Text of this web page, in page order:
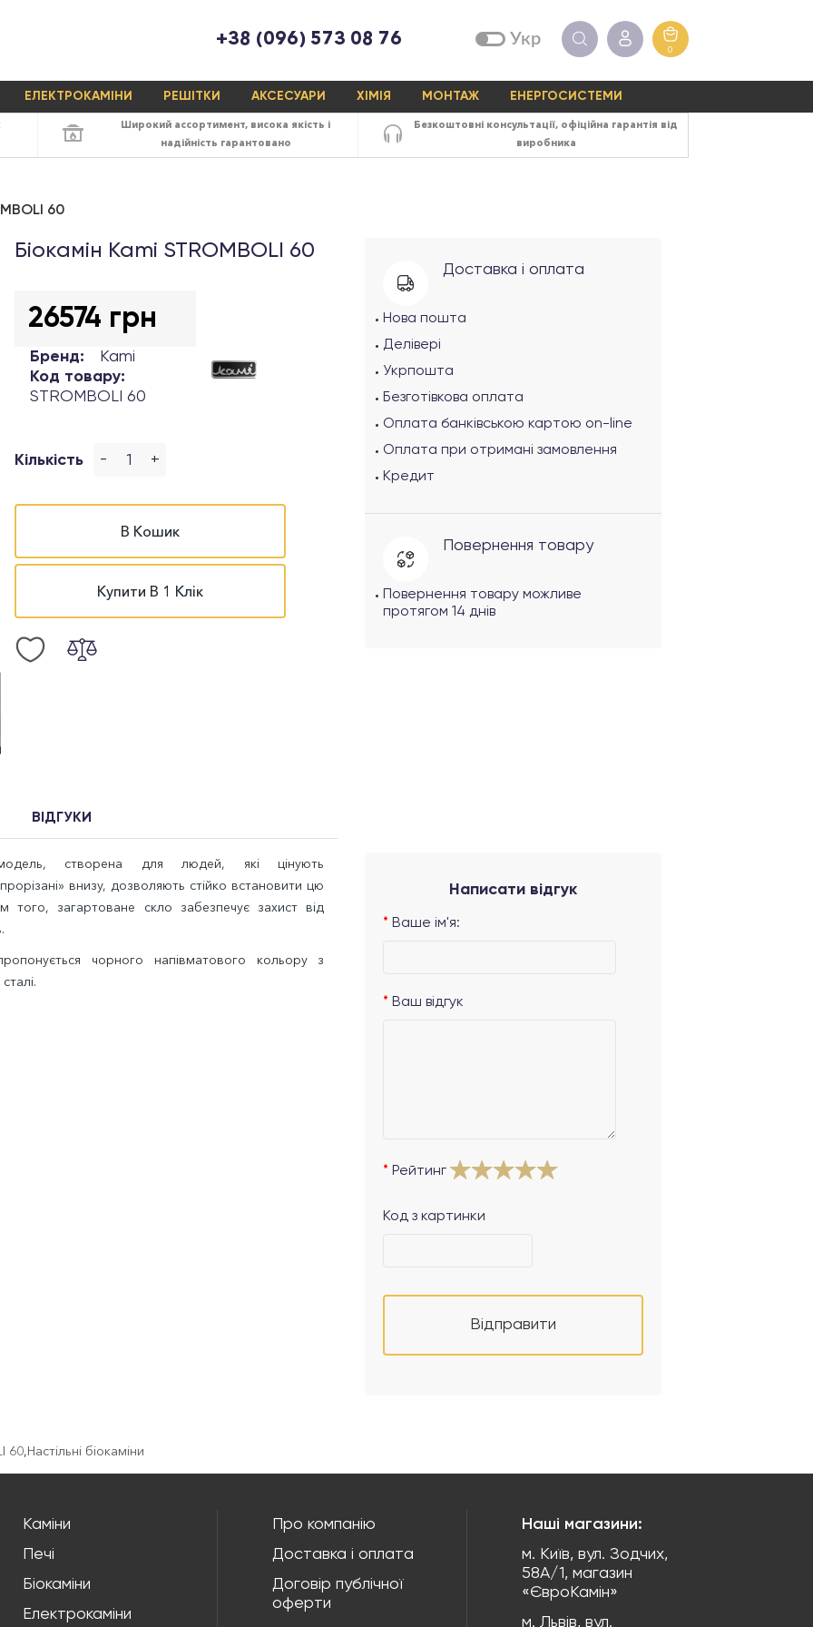
+38 (096) 573 08 76 Укр
0
ЕЛЕКТРОКАМІНИ РЕШІТКИ АКСЕСУАРИ ХІМІЯ МОНТАЖ ЕНЕРГОСИСТЕМИ
Широкий ассортимент, висока якість і
надійність гарантовано
Безкоштовні консультації, офіційна гарантія від
виробника
60
Біокамін Kami STROMBOLI 60
26574 грн
Бренд:
Kami
Код товару:
STROMBOLI 60
Кількість - +
В Кошик
Купити В 1 Клік
Доставка і оплата
Нова пошта
Делівері
Укрпошта
Безготівкова оплата
Оплата банківською картою on-line
Оплата при отримані замовлення
Кредит
Повернення товару
Повернення товару можливе
протягом 14 днів
ВІДГУКИ
створена для людей, які цінують
внизу, дозволяють стійко встановити цю
того, загартоване скло забезпечує захист від
чорного напівматового кольору з
Написати відгук
Ваше ім'я:
Ваш відгук
Рейтинг
Код з картинки
Відправити
60,Настільні біокаміни
Каміни
Печі
Біокаміни
Електрокаміни
Про компанію
Доставка і оплата
Договір публічної
оферти
Наші магазини:
м. Київ, вул. Зодчих,
58А/1, магазин
«ЄвроКамін»
м. Львів, вул.